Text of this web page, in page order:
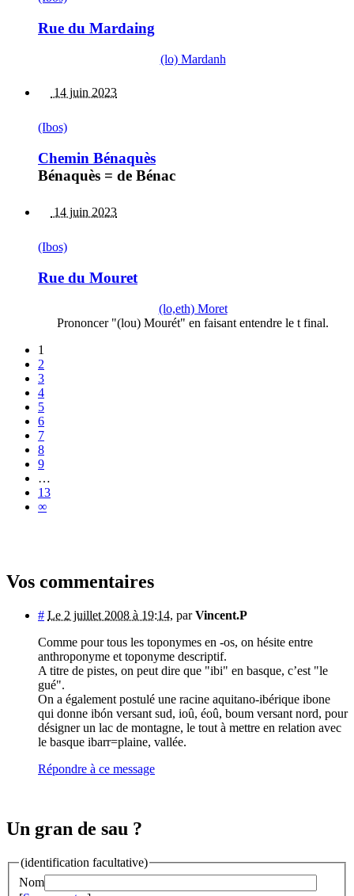
Rue du Mardaing
(lo) Mardanh
14 juin 2023
(Ibos)
Chemin Bénaquès
Bénaquès = de Bénac
14 juin 2023
(Ibos)
Rue du Mouret
(lo,eth) Moret
Prononcer "(lou) Mourét" en faisant entendre le t final.
1
2
3
4
5
6
7
8
9
…
13
∞
Vos commentaires
# Le 2 juillet 2008 à 19:14, parVincent.P
Comme pour tous les toponymes en -os, on hésite entre
anthroponyme et toponyme descriptif.
A titre de pistes, on peut dire que "ibi" en basque, c’est "le
gué".
On a également postulé une racine aquitano-ibérique ibone
qui donne ibón versant sud, ioû, éoû, boum versant nord, pour
désigner un lac de montagne, le tout à mettre en relation avec
le basque ibarr=plaine, vallée.
Répondre à ce message
Un gran de sau ?
(identification facultative)
Nom